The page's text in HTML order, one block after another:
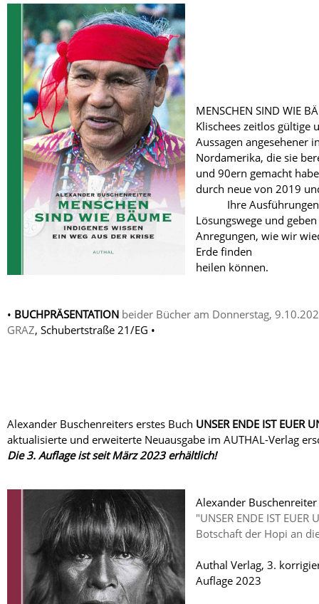
MENSCHEN SIND WIE
Klischees zeitlos gültige
Aussagen angesehener
Nordamerika, die sie
und 90ern gemacht
durch neue von
Ihre Ausführungen
Lösungswege und
Anregungen, wie wir
Erde finden
heilen können.
• BUCHPRÄSENTATION beider Bücher am Donnerstag,
GRAZ, Schubertstraße 21/EG •
Alexander Buschenreiters erstes Buch UNSER ENDE IST EUER
aktualisierte und erweiterte Neuausgabe im AUTHAL-Verlag
Die 3. Auflage ist seit März 2023 erhältlich!
Alexander Buschenreiter
"UNSER ENDE IST EUER
Botschaft der Hopi an
Authal Verlag, 3.
Auflage 2023